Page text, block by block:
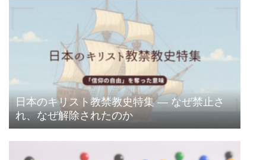
日本のキリスト教禁教史特集 ― なぜ禁止さ
れ、なぜ解除されたのか